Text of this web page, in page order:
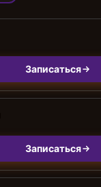
Записаться
Записаться